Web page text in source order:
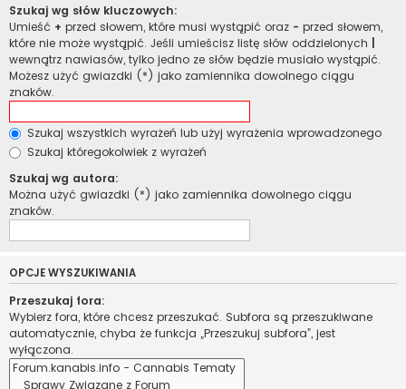
Szukaj wg słów kluczowych:
Umieść + przed słowem, które musi wystąpić oraz - przed słowem,
które nie może wystąpić. Jeśli umieścisz listę słów oddzielonych
wewnątrz nawiasów, tylko jedno ze słów będzie musiało wystąpić.
Możesz użyć gwiazdki (*) jako zamiennika dowolnego ciągu
znaków.
Szukaj wszystkich wyrażeń lub użyj wyrażenia wprowadzonego
Szukaj któregokolwiek z wyrażeń
Szukaj wg autora:
Można użyć gwiazdki (*) jako zamiennika dowolnego ciągu
znaków.
OPCJE WYSZUKIWANIA
Przeszukaj fora:
Wybierz fora, które chcesz przeszukać. Subfora są przeszukiwane
automatycznie, chyba że funkcja „Przeszukuj subfora”, jest
wyłączona.